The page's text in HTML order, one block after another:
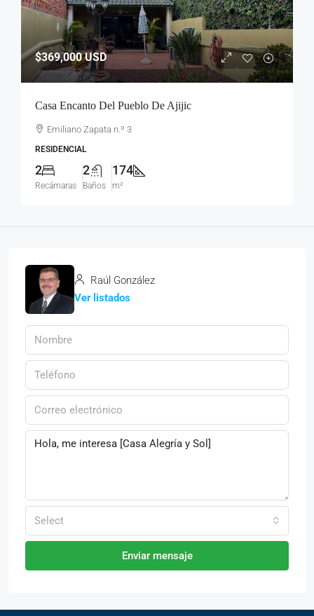
$369,000USD
Casa Encanto Del Pueblo De Ajijic
Emiliano Zapata n.º 3
RESIDENCIAL
2
Recámaras
2
Baños
174
m²
Raúl González
Ver listados
Select
Enviar mensaje